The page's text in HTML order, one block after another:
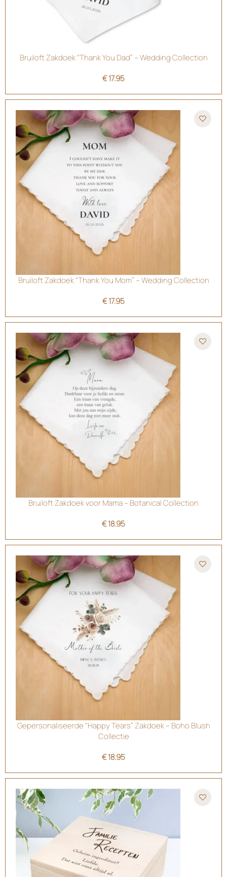
Bruiloft Zakdoek “Thank You Dad” – Wedding Collection
€17.95
Bruiloft Zakdoek “Thank You Mom” – Wedding Collection
€17.95
Bruiloft Zakdoek voor Mama – Botanical Collection
€18.95
Gepersonaliseerde “Happy Tears” Zakdoek – Boho Blush
Collectie
€18.95